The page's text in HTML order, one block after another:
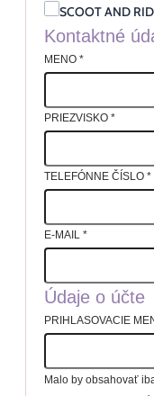
SCOOT AND
Kontaktné
MENO *
PRIEZVISKO *
TELEFÓNNE ČÍSLO *
E-MAIL *
Údaje o účte
PRIHLASOVACIE
Malo by obsahovať